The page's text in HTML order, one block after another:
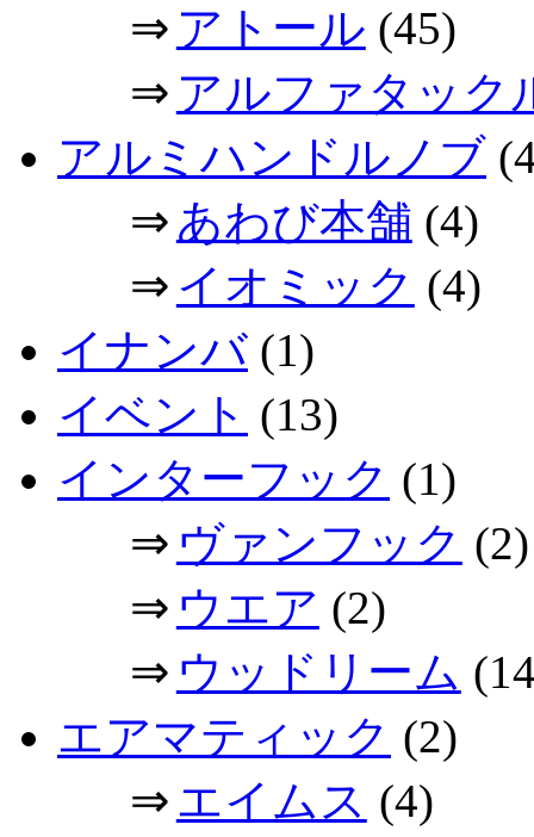
⇒ アトール (45)
⇒ アルファタック
アルミハンドルノブ
⇒ あわび本舗 (4)
⇒ イオミック (4)
イナンバ (1)
イベント (13)
インターフック (1)
⇒ ヴァンフック (2)
⇒ ウエア (2)
⇒ ウッドリーム
エアマティック (2)
⇒ エイムス (4)